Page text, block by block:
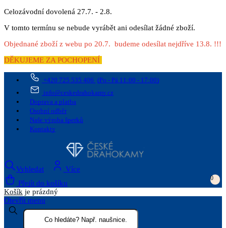
Celozávodní dovolená 27.7. - 2.8.
V tomto termínu se nebude vyrábět ani odesílat žádné zboží.
Objednané zboží z webu po 20.7. budeme odesílat nejdříve 13.8. !!!
DĚKUJEME ZA POCHOPENÍ
+420 725 535 406 (Po - Pá 11:00 - 17:00)
info@ceskedrahokamy.cz
Doprava a platba
Osobní odběr
Naše výroba šperků
Kontakty
Vyhledat
Více
Přejít do košíku
0
Košík je prázdný
Otevřít menu